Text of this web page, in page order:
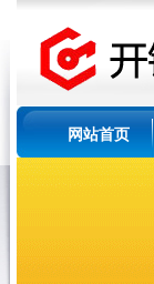
网站首页